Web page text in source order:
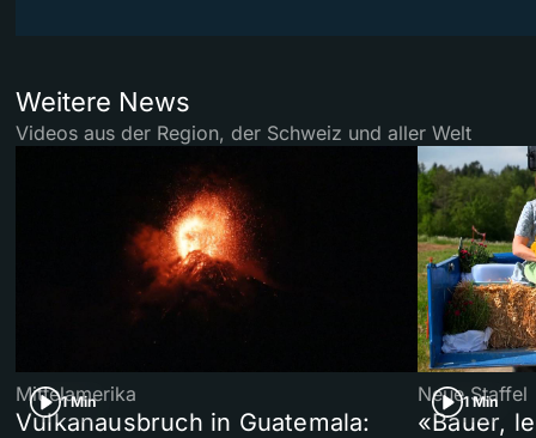
Weitere News
Videos aus der Region, der Schweiz und aller Welt
1 Min
Mittelamerika
Vulkanausbruch in Guatemala:
1 Min
Neue Staffel
«Bauer,